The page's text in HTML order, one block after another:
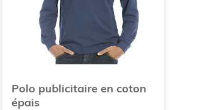
biologique ou les modèles
maîtrise parfaite de la chaîne
Polo publicitaire en coton
épais